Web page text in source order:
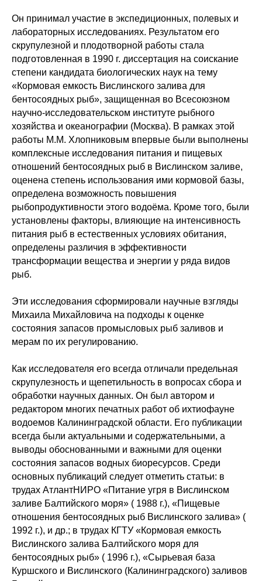
Он принимал участие в экспедиционных, полевых и
лабораторных исследованиях. Результатом его
скрупулезной и плодотворной работы стала
подготовленная в 1990 г. диссертация на соискание
степени кандидата биологических наук на тему
«Кормовая емкость Вислинского залива для
бентосоядных рыб», защищенная во Всесоюзном
научно-исследовательском институте рыбного
хозяйства и океанографии (Москва). В рамках этой
работы М.М. Хлопниковым впервые были выполнены
комплексные исследования питания и пищевых
отношений бентосоядных рыб в Вислинском заливе,
оценена степень использования ими кормовой базы,
определена возможность повышения
рыбопродуктивности этого водоёма. Кроме того, были
установлены факторы, влияющие на интенсивность
питания рыб в естественных условиях обитания,
определены различия в эффективности
трансформации вещества и энергии у ряда видов
рыб.
Эти исследования сформировали научные взгляды
Михаила Михайловича на подходы к оценке
состояния запасов промысловых рыб заливов и
мерам по их регулированию.
Как исследователя его всегда отличали предельная
скрупулезность и щепетильность в вопросах сбора и
обработки научных данных. Он был автором и
редактором многих печатных работ об ихтиофауне
водоемов Калининградской области. Его публикации
всегда были актуальными и содержательными, а
выводы обоснованными и важными для оценки
состояния запасов водных биоресурсов. Среди
основных публикаций следует отметить статьи: в
трудах АтлантНИРО «Питание угря в Вислинском
заливе Балтийского моря» ( 1988 г.), «Пищевые
отношения бентосоядных рыб Вислинского залива» (
1992 г.), и др.; в трудах КГТУ «Кормовая емкость
Вислинского залива Балтийского моря для
бентосоядных рыб» ( 1996 г.), «Сырьевая база
Куршского и Вислинского (Калининградского) заливов